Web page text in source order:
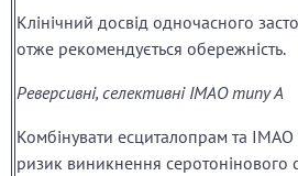
Клінічний досвід одночасного
отже рекомендується обережність.
Реверсивні, селективні ІМАО типу А
Комбінувати есциталопрам та
ризик виникнення серотонінового